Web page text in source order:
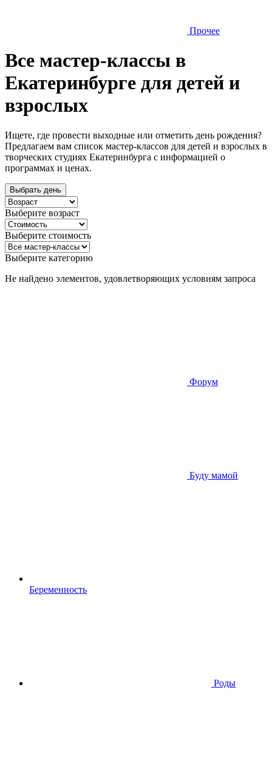
Прочее
Все мастер-классы в
Екатеринбурге для детей и
взрослых
Ищете, где провести выходные или отметить день рождения?
Предлагаем вам список мастер-классов для детей и взрослых в
творческих студиях Екатеринбурга с информацией о
программах и ценах.
Выбрать день
Выберите возраст
Выберите стоимость
Выберите категорию
Не найдено элементов, удовлетворяющих условиям запроса
Форум
Буду мамой
Беременность
Роды